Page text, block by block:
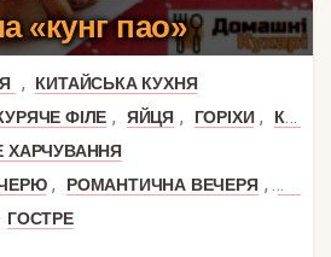
«кунг пао»
,
КИТАЙСЬКА КУХНЯ
ФІЛЕ , ЯЙЦЯ , ГОРІХИ ,
КУРЯЧА ГРУДКА
ХАРЧУВАННЯ
, РОМАНТИЧНА ВЕЧЕРЯ ,
ГОСТРЕ